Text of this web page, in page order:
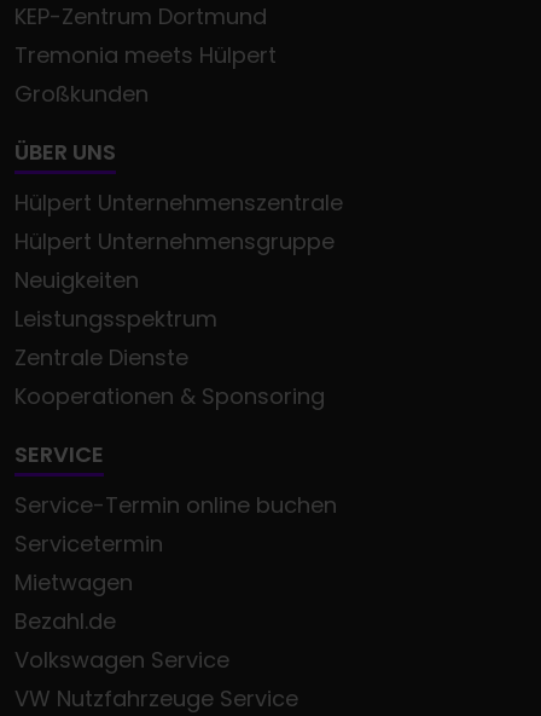
KEP-Zentrum Dortmund
Tremonia meets Hülpert
Großkunden
ÜBER UNS
Hülpert Unternehmenszentrale
Hülpert Unternehmensgruppe
Neuigkeiten
Leistungsspektrum
Zentrale Dienste
Kooperationen & Sponsoring
SERVICE
Service-Termin online buchen
Servicetermin
Mietwagen
Bezahl.de
Volkswagen Service
VW Nutzfahrzeuge Service